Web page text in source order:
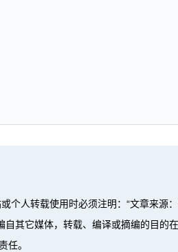
人转载使用时必须注明：“文章来源：
其它媒体，转载、编译或摘编的目的
。